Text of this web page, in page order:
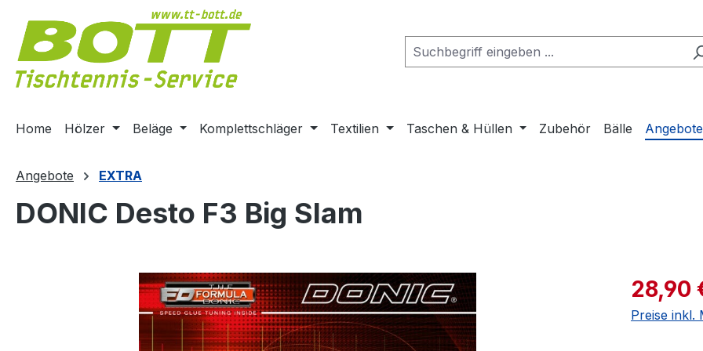
Hauptinhalt springen
Zur Suche springen
Zur Hauptnavigation springen
Home Hölzer Beläge Komplettschläger Textilien Taschen & Hüllen Zubehör Bälle Angebote
Angebote EXTRA
DONIC Desto F3 Big Slam
28,90
Preise inkl.